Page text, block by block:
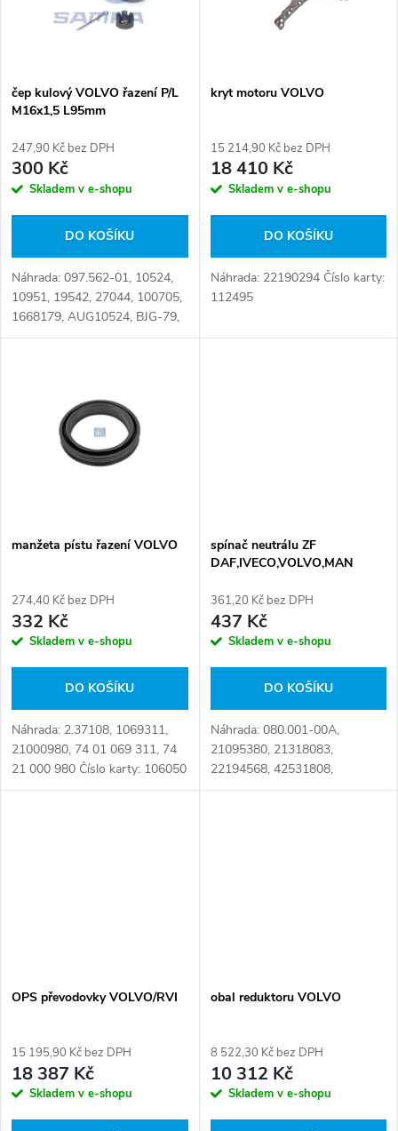
p
r
o
u
k
s
p
r
o
d
u
k
čep kulový VOLVO řazení P/L
M16x1,5 L95mm
247,90 Kč bez DPH
300 Kč
Skladem v e-shopu
DO KOŠÍKU
Náhrada: 097.562-01, 10524,
10951, 19542, 27044, 100705,
1668179, AUG10524, BJG-79,
JTE2501, STR-100705,
kryt motoru VOLVO
15 214,90 Kč bez DPH
18 410 Kč
Skladem v e-shopu
DO KOŠÍKU
Náhrada: 22190294 Číslo karty:
112495
manžeta pístu řazení VOLVO
274,40 Kč bez DPH
332 Kč
Skladem v e-shopu
DO KOŠÍKU
Náhrada: 2.37108, 1069311,
21000980, 74 01 069 311, 74
21 000 980 Číslo karty: 106050
spínač neutrálu ZF
DAF,IVECO,VOLVO,MAN
361,20 Kč bez DPH
437 Kč
Skladem v e-shopu
DO KOŠÍKU
Náhrada: 080.001-00A,
21095380, 21318083,
22194568, 42531808,
42555374, 42560500,
OPS převodovky VOLVO/RVI
15 195,90 Kč bez DPH
18 387 Kč
Skladem v e-shopu
obal reduktoru VOLVO
8 522,30 Kč bez DPH
10 312 Kč
Skladem v e-shopu